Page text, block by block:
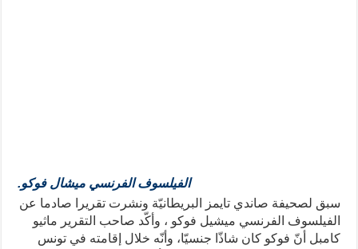
الفيلسوف الفرنسي ميشال فوكو.
سبق لصحيفة صاندي تايمز البريطانيّة ونشرت تقريرا صادما عن
الفيلسوف الفرنسي ميشيل فوكو ، وأكّد صاحب التقرير ماثيو
كامبل أنّ فوكو كان شاذّا جنسيّا، وأنّه خلال إقامته في تونس